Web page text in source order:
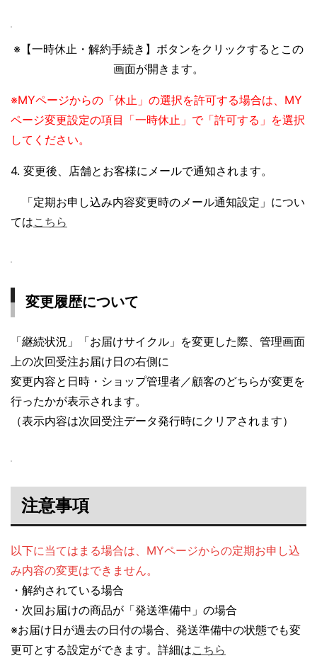
※【一時休止・解約手続き】ボタンをクリックするとこの
画面が開きます。
※MYページからの「休止」の選択を許可する場合は、MY
ページ変更設定の項目「一時休止」で「許可する」を選択
してください。
4. 変更後、店舗とお客様にメールで通知されます。
「定期お申し込み内容変更時のメール通知設定」につい
てはこちら
変更履歴について
「継続状況」「お届けサイクル」を変更した際、管理画面
上の次回受注お届け日の右側に
変更内容と日時・ショップ管理者／顧客のどちらが変更を
行ったかが表示されます。
（表示内容は次回受注データ発行時にクリアされます）
注意事項
以下に当てはまる場合は、MYページからの定期お申し込
み内容の変更はできません。
・解約されている場合
・次回お届けの商品が「発送準備中」の場合
※お届け日が過去の日付の場合、発送準備中の状態でも変
更可とする設定ができます。詳細はこちら